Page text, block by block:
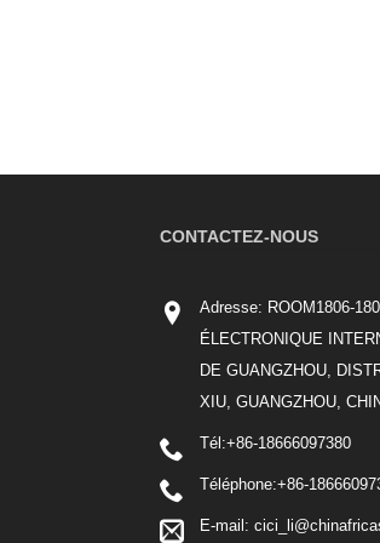
CONTACTEZ-NOUS
Adresse: ROOM1806-
ÉLECTRONIQUE
DE GUANGZHOU,
XIU, GUANGZHOU,
Tél:+86-18666097380
Téléphone:+86-
E-mail: